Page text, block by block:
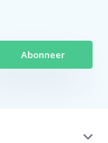
Abonneer